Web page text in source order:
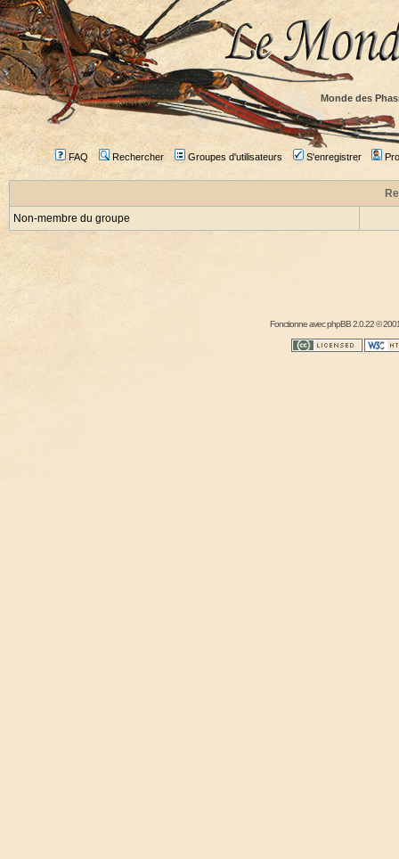
Monde des
FAQ Rechercher Groupes d'utilisateurs S'enregistrer
Non-membre du groupe
Fonctionne avecphpBB2.0.22 ©